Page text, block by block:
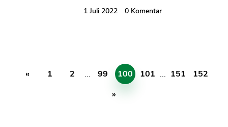
1 Juli 2022 0 Komentar
« 1 2 ... 99 100 101 ... 151
152
»